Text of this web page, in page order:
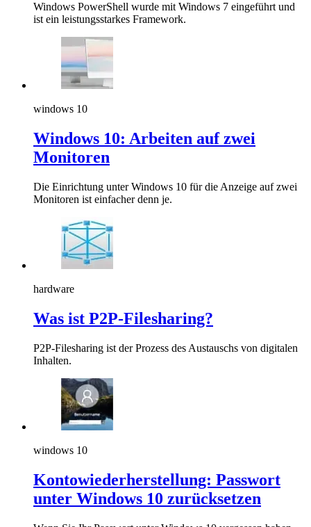
Windows PowerShell wurde mit Windows 7 eingeführt und
ist ein leistungsstarkes Framework.
windows 10
Windows 10: Arbeiten auf zwei
Monitoren
Die Einrichtung unter Windows 10 für die Anzeige auf zwei
Monitoren ist einfacher denn je.
hardware
Was ist P2P-Filesharing?
P2P-Filesharing ist der Prozess des Austauschs von digitalen
Inhalten.
windows 10
Kontowiederherstellung: Passwort
unter Windows 10 zurücksetzen